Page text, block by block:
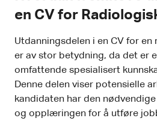
en CV for
Utdanningsdelen i en CV for
er av stor betydning, da det er
omfattende spesialisert
Denne delen viser potensielle
kandidaten har den
og opplæringen for å utføre